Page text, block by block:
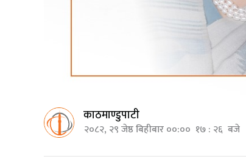
काठमाण्डुपाटी
२०८२, २९ जेष्ठ बिहीबार ००:०० १७ : २६ बजे